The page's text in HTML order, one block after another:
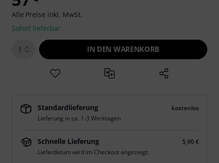
Alle Preise inkl. MwSt.
Sofort lieferbar
1 IN DEN WARENKORB
Standardlieferung
kostenlos
Lieferung in ca. 1-3 Werktagen
Schnelle Lieferung
5,90 €
Lieferdatum wird im Checkout angezeigt.